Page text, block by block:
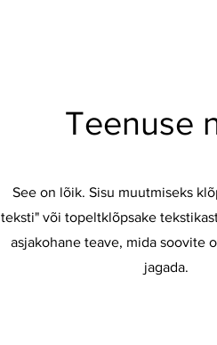
Teenuse
See on lõik. Sisu muutmiseks
teksti" või topeltklõpsake
asjakohane teave, mida soovite
jagada.